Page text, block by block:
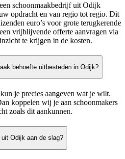
schoonmaakbedrijf uit Odijk
opdracht en van regio tot regio. Dit
euro’s voor grote terugkerende
vrijblijvende offerte aanvragen via
te krijgen in de kosten.
behoefte uitbesteden in Odijk?
je precies aangeven wat je wilt.
koppelen wij je aan schoonmakers
zoals dit aankunnen.
Odijk aan de slag?